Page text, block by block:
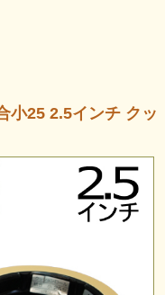
25 2.5インチ クッ